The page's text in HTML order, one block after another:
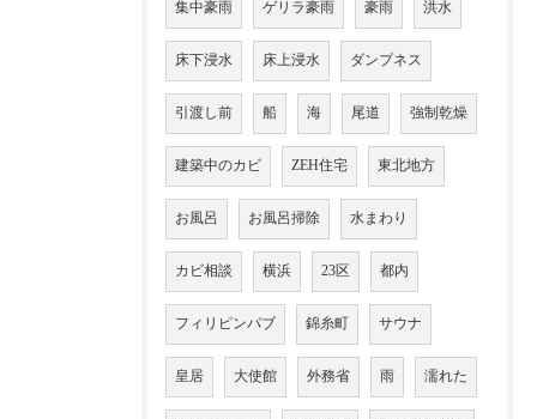
集中豪雨 ゲリラ豪雨 豪雨 洪水
床下浸水 床上浸水 ダンプネス
引渡し前 船 海 尾道 強制乾燥
建築中のカビ ZEH住宅 東北地方
お風呂 お風呂掃除 水まわり
カビ相談 横浜 23区 都内
フィリピンパブ 錦糸町 サウナ
皇居 大使館 外務省 雨 濡れた